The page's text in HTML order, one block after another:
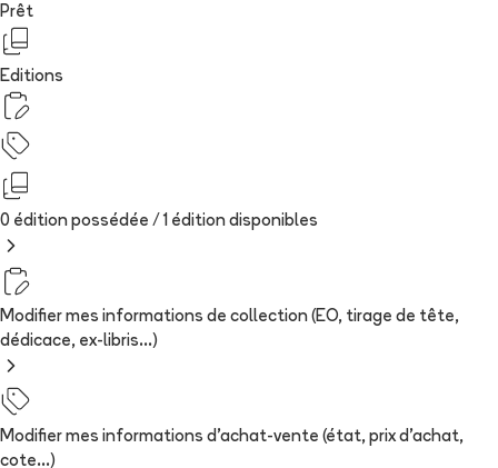
Prêt
Editions
0 édition possédée / 1 édition disponibles
Modifier mes informations de collection (EO, tirage de tête,
dédicace, ex-libris...)
Modifier mes informations d'achat-vente (état, prix d'achat,
cote...)